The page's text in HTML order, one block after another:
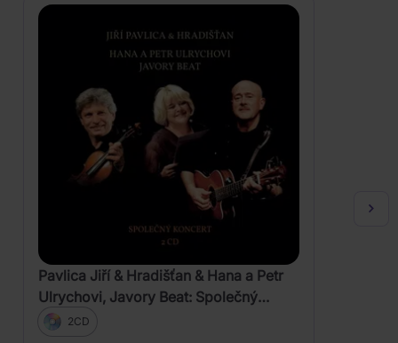
Pavlica Jiří & Hradišťan & Hana a Petr
Ulrychovi, Javory Beat: Společný
koncert
2CD